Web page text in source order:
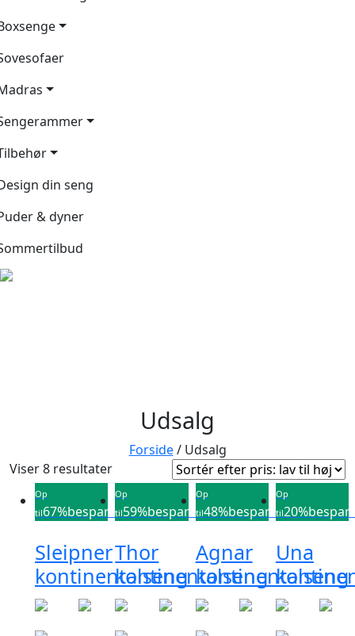
din seng
& dyner
Udsalg
Forside/ Udsalg
Viser 8 resultaterSorteret
efter
pris:
lav
til
høj
Op
til67%besparelse
Sleipner
kontinentalseng
Op
til59%besparelse
Thor
kontinentalseng
Op
til48%besparelse
Agnar
kontinentalseng
Op
til20%
Una